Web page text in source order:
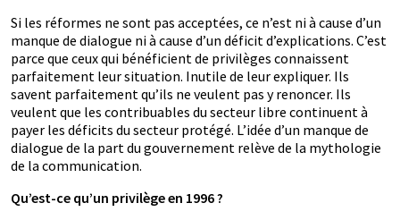
Si les réformes ne sont pas acceptées, ce n’est ni à cause d’un
manque de dialogue ni à cause d’un déficit d’explications. C’est
parce que ceux qui bénéficient de privilèges connaissent
parfaitement leur situation. Inutile de leur expliquer. Ils
savent parfaitement qu’ils ne veulent pas y renoncer. Ils
veulent que les contribuables du secteur libre continuent à
payer les déficits du secteur protégé. L’idée d’un manque de
dialogue de la part du gouvernement relève de la mythologie
de la communication.
Qu’est-ce qu’un privilège en 1996 ?